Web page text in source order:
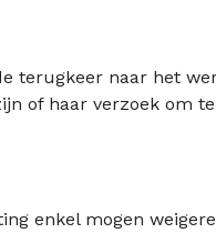
terugkeer naar het
of haar verzoek om
enkel mogen